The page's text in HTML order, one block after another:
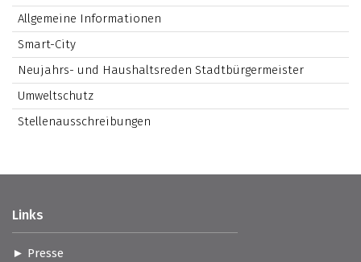
Allgemeine Informationen
Smart-City
Neujahrs- und Haushaltsreden Stadtbürgermeister
Umweltschutz
Stellenausschreibungen
Links
Presse